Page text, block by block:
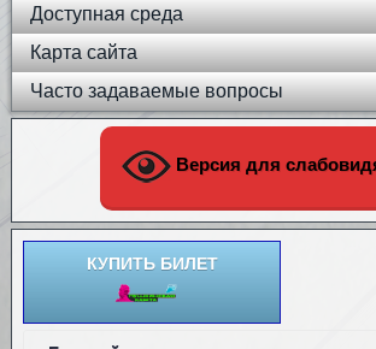
Доступная среда
Карта сайта
Часто задаваемые вопросы
Версия для
КУПИТЬ БИЛЕТ